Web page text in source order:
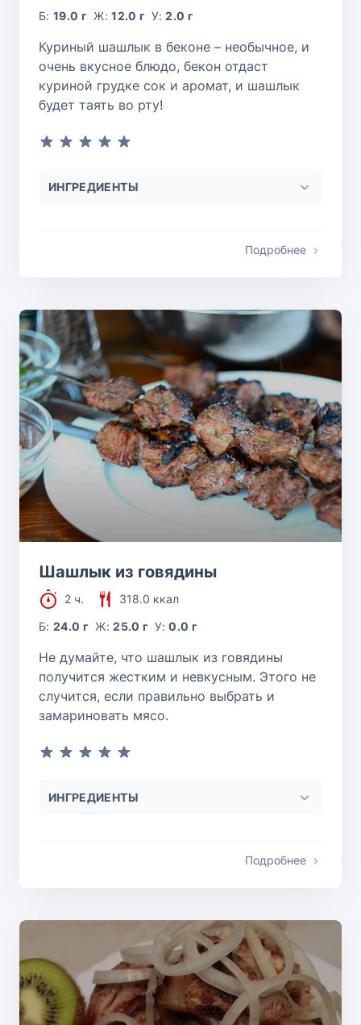
Б:19.0 г Ж:12.0 г У:2.0 г
Куриный шашлык в беконе – необычное, и
очень вкусное блюдо, бекон отдаст
куриной грудке сок и аромат, и шашлык
будет таять во рту!
ИНГРЕДИЕНТЫ
Подробнее
Шашлык из говядины
2 ч.
318.0 ккал
Б:24.0 г Ж:25.0 г У:0.0 г
Не думайте, что шашлык из говядины
получится жестким и невкусным. Этого не
случится, если правильно выбрать и
замариновать мясо.
ИНГРЕДИЕНТЫ
Подробнее